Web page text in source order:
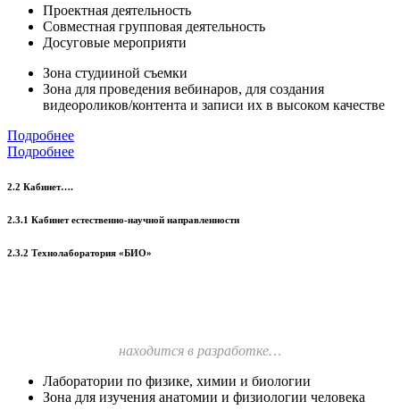
Проектная деятельность
Совместная групповая деятельность
Досуговые мероприяти
Зона студииной съемки
Зона для проведения вебинаров, для создания
видеороликов/контента и записи их в высоком качестве
Подробнее
Подробнее
2.2 Кабинет….
2.3.1 Кабинет естественно-научной направленности
2.3.2 Технолаборатория «БИО»
находится в разработке…
Лаборатории по физике, химии и биологии
Зона для изучения анатомии и физиологии человека